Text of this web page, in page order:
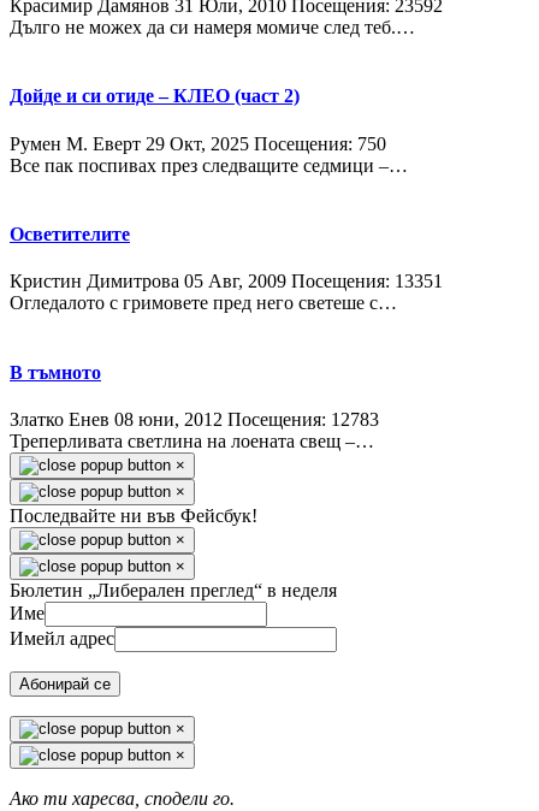
Красимир Дамянов 31 Юли, 2010 Посещения: 23592
Дълго не можех да си намеря момиче след теб.…
Дойде и си отиде – КЛЕО (част 2)
Румен М. Еверт 29 Окт, 2025 Посещения: 750
Все пак поспивах през следващите седмици –…
Осветителите
Кристин Димитрова 05 Авг, 2009 Посещения: 13351
Огледалото с гримовете пред него светеше с…
В тъмното
Златко Енев 08 юни, 2012 Посещения: 12783
Треперливата светлина на лоената свещ –…
×
×
Последвайте ни във Фейсбук!
×
×
Бюлетин „Либерален преглед“ в неделя
Име
Имейл адрес
Абонирай се
×
×
Ако ти харесва, сподели го.